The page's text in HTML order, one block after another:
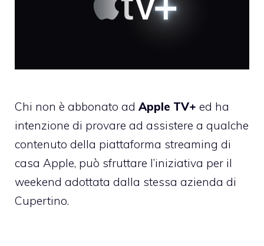
Chi non è abbonato ad Apple TV+ ed ha
intenzione di provare ad assistere a qualche
contenuto della piattaforma streaming di
casa Apple, può sfruttare l’iniziativa per il
weekend adottata dalla stessa azienda di
Cupertino.